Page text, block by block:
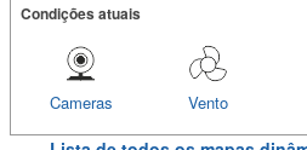
Condições atuais
Vento
Cameras